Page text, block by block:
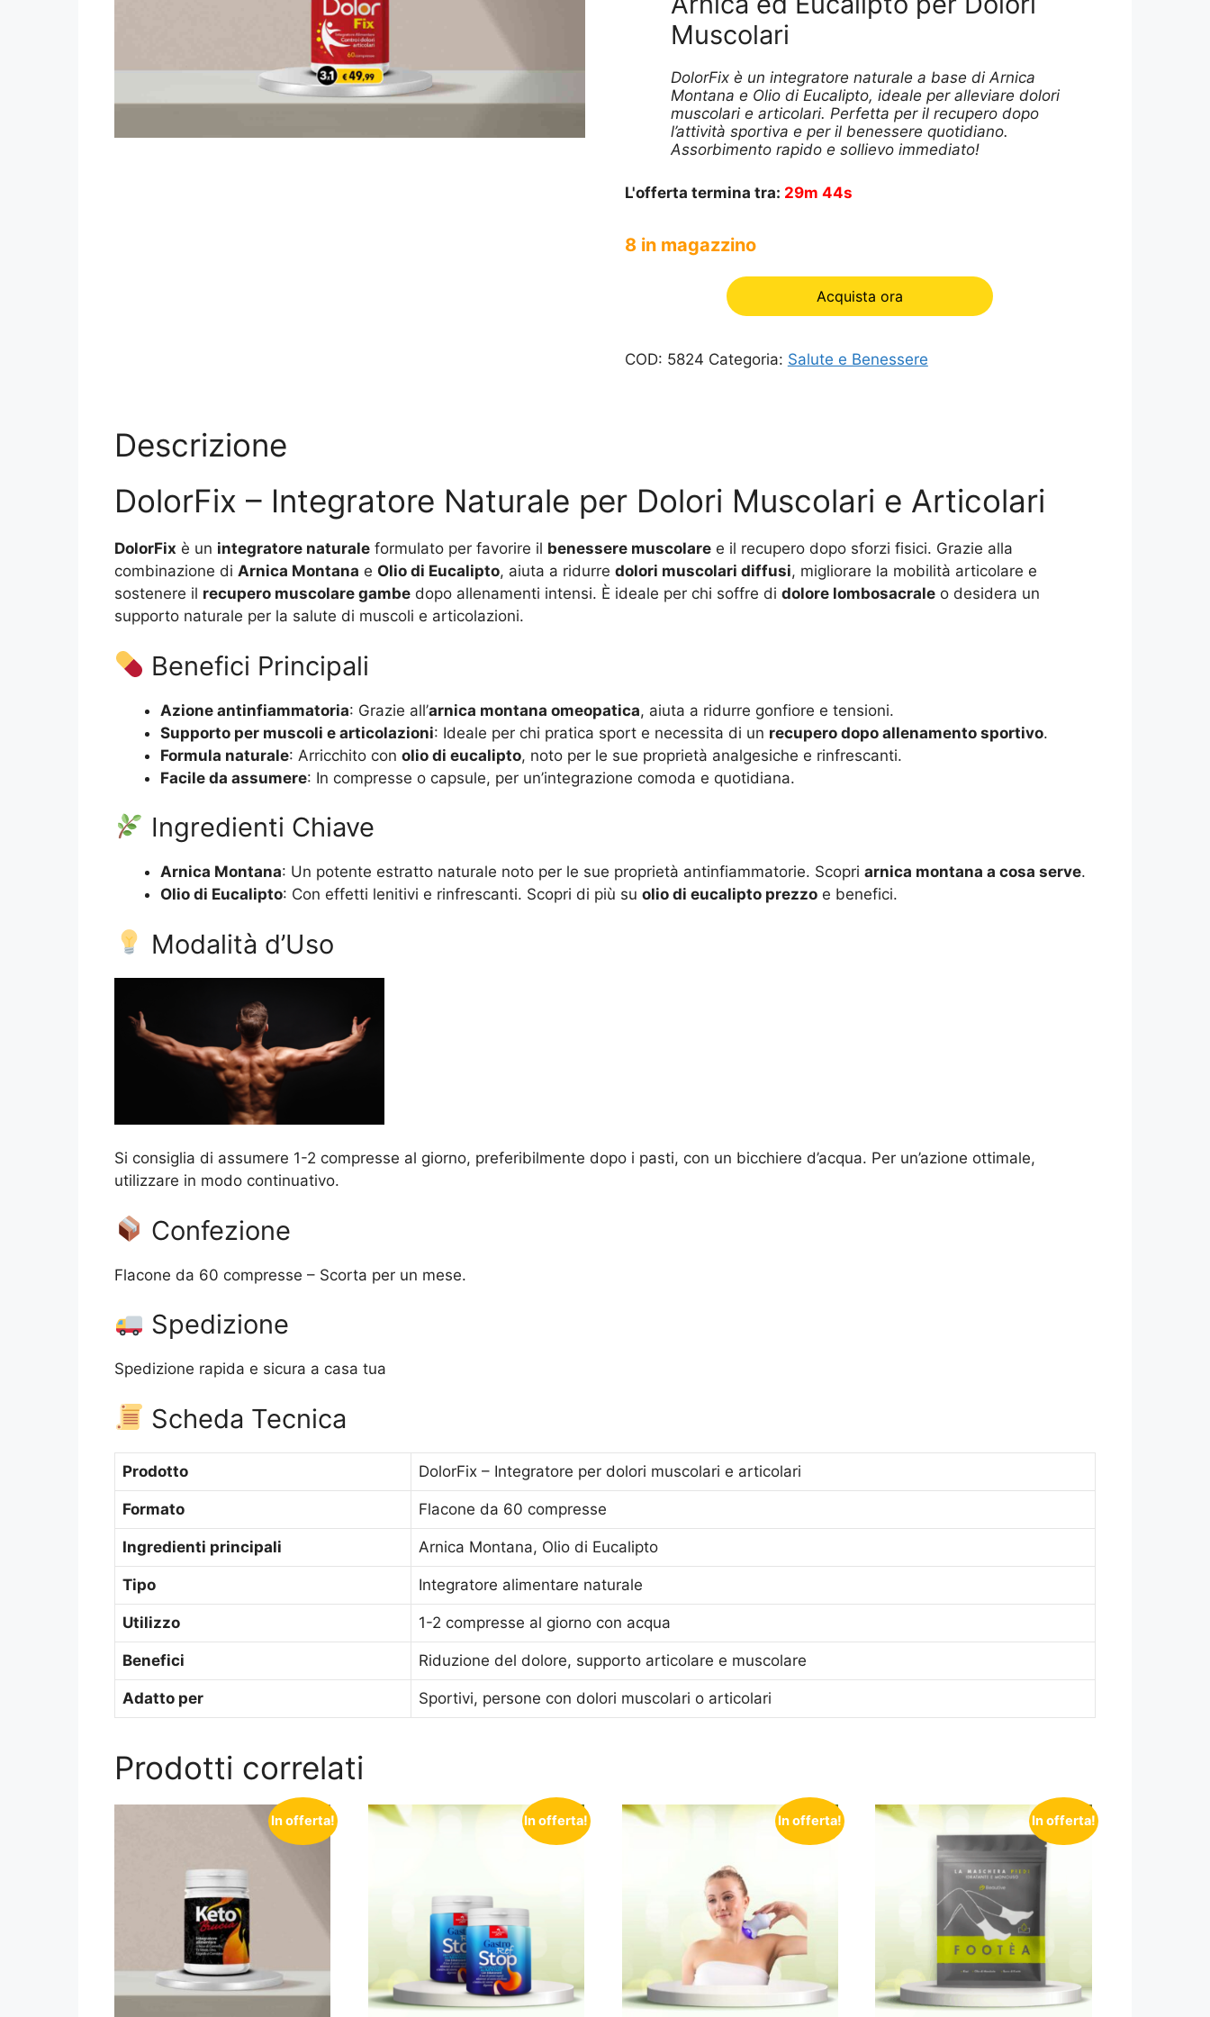
era:
99,99 €.
è:
49,99 €.
Muscolari
DolorFix è un integratore naturale a base di Arnica
Montana e Olio di Eucalipto, ideale per alleviare dolori
muscolari e articolari. Perfetta per il recupero dopo
l’attività sportiva e per il benessere quotidiano.
Assorbimento rapido e sollievo immediato!
L'offerta termina tra: 29m 43s
8 in magazzino
Acquista ora
COD: 5824 Categoria: Salute e Benessere
Descrizione
DolorFix – Integratore Naturale per Dolori Muscolari e Articolari
DolorFix è un integratore naturale formulato per favorire il benessere muscolare e il recupero dopo sforzi fisici. Grazie alla
combinazione di Arnica Montana e Olio di Eucalipto, aiuta a ridurre dolori muscolari diffusi, migliorare la mobilità articolare e
sostenere il recupero muscolare gambe dopo allenamenti intensi. È ideale per chi soffre di dolore lombosacrale o desidera un
supporto naturale per la salute di muscoli e articolazioni.
Benefici Principali
Azione antinfiammatoria: Grazie all’arnica montana omeopatica, aiuta a ridurre gonfiore e tensioni.
Supporto per muscoli e articolazioni: Ideale per chi pratica sport e necessita di un recupero dopo allenamento sportivo.
Formula naturale: Arricchito con olio di eucalipto, noto per le sue proprietà analgesiche e rinfrescanti.
Facile da assumere: In compresse o capsule, per un’integrazione comoda e quotidiana.
Ingredienti Chiave
Arnica Montana: Un potente estratto naturale noto per le sue proprietà antinfiammatorie. Scopri arnica montana a cosa serve.
Olio di Eucalipto: Con effetti lenitivi e rinfrescanti. Scopri di più su olio di eucalipto prezzo e benefici.
Modalità d’Uso
Si consiglia di assumere 1-2 compresse al giorno, preferibilmente dopo i pasti, con un bicchiere d’acqua. Per un’azione ottimale,
utilizzare in modo continuativo.
Confezione
Flacone da 60 compresse – Scorta per un mese.
Spedizione
Spedizione rapida e sicura a casa tua
Scheda Tecnica
Prodotto DolorFix – Integratore per dolori muscolari e articolari
Formato Flacone da 60 compresse
Ingredienti principali Arnica Montana, Olio di Eucalipto
Tipo Integratore alimentare naturale
Utilizzo 1-2 compresse al giorno con acqua
Benefici Riduzione del dolore, supporto articolare e muscolare
Adatto per Sportivi, persone con dolori muscolari o articolari
Prodotti correlati
In offerta! In offerta! In offerta! In offerta!